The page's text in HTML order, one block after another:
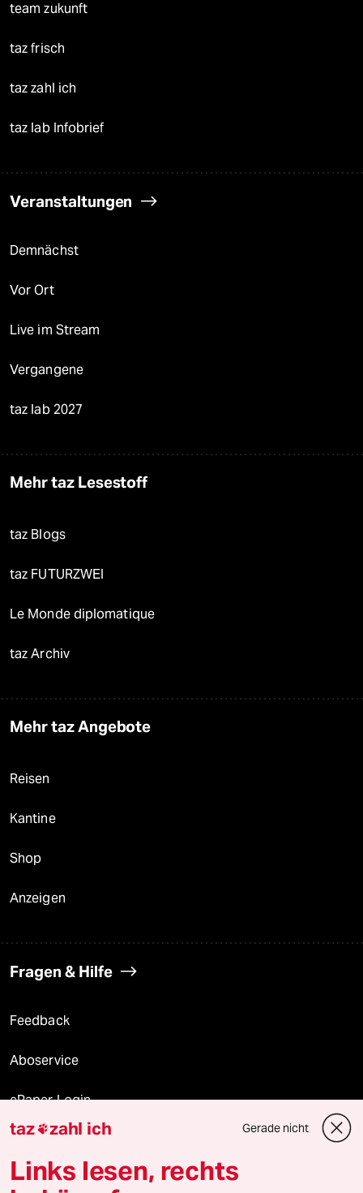
team zukunft
taz frisch
taz zahl ich
taz lab Infobrief
Veranstaltungen
Demnächst
Vor Ort
Live im Stream
Vergangene
taz lab 2027
Mehr taz Lesestoff
taz Blogs
taz FUTURZWEI
Le Monde diplomatique
taz Archiv
Mehr taz Angebote
Reisen
Kantine
Shop
Anzeigen
Fragen & Hilfe
Feedback
Aboservice
ePaper Login
Downloads für Abonnierende
taz zahl ich Gerade nicht
Links lesen, rechts